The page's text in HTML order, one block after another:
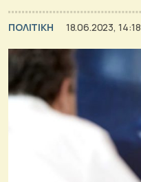
ΠΟΛΙΤΙΚΗ 18.06.2023, 14:18